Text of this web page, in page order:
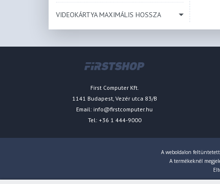
VIDEOKÁRTYA MAXIMÁLIS HOSSZA
First Computer Kft.
1141 Budapest, Vezér utca 83/B
Email: info@firstcomputer.hu
Tel: +36 1 444-9000
A weboldalon
A termékeknél